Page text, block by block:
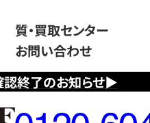
終了のお知らせ▶
質・買取センター
お問い合わせ
フ
リ